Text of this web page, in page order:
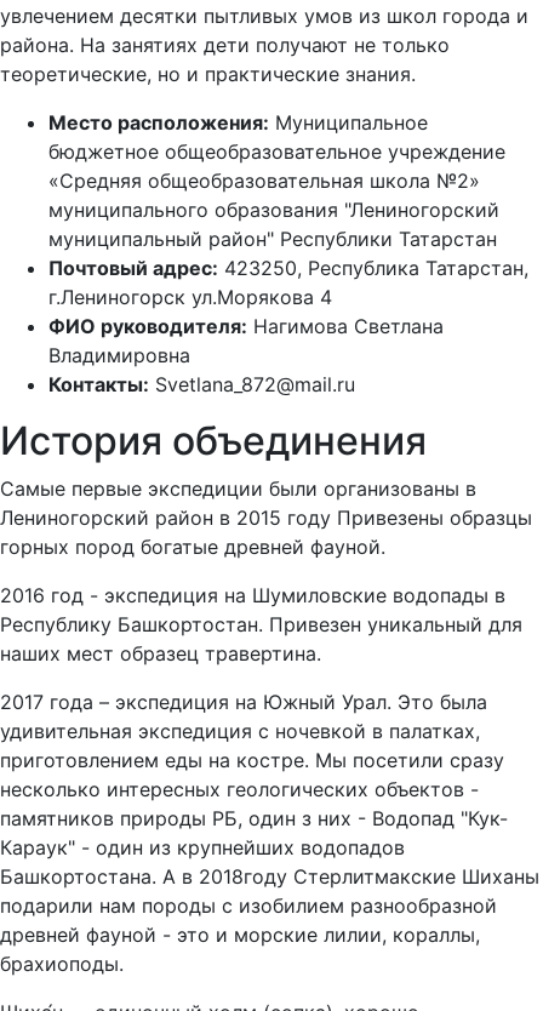
увлечением десятки пытливых умов из школ города и
района. На занятиях дети получают не только
теоретические, но и практические знания.
Место расположения: Муниципальное
бюджетное общеобразовательное учреждение
«Средняя общеобразовательная школа №2»
муниципального образования "Лениногорский
муниципальный район" Республики Татарстан
Почтовый адрес: 423250, Республика Татарстан,
г.Лениногорск ул.Морякова 4
ФИО руководителя: Нагимова Светлана
Владимировна
Контакты: Svetlana_872@mail.ru
История объединения
Самые первые экспедиции были организованы в
Лениногорский район в 2015 году Привезены образцы
горных пород богатые древней фауной.
2016 год - экспедиция на Шумиловские водопады в
Республику Башкортостан. Привезен уникальный для
наших мест образец травертина.
2017 года – экспедиция на Южный Урал. Это была
удивительная экспедиция с ночевкой в палатках,
приготовлением еды на костре. Мы посетили сразу
несколько интересных геологических объектов -
памятников природы РБ, один з них - Водопад "Кук-
Караук" - один из крупнейших водопадов
Башкортостана. А в 2018году Стерлитмакские Шиханы
подарили нам породы с изобилием разнообразной
древней фауной - это и морские лилии, кораллы,
брахиоподы.